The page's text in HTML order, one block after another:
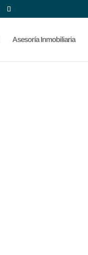
Asesoría Inmobiliaria